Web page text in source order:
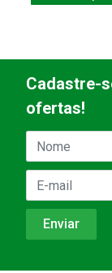
Cadastre-
ofertas!